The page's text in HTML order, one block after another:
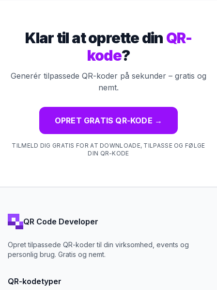
Klar til at oprette din QR-
kode?
Generér tilpassede QR-koder på sekunder – gratis og
nemt.
OPRET GRATIS QR-KODE →
TILMELD DIG GRATIS FOR AT DOWNLOADE, TILPASSE OG FØLGE
DIN QR-KODE
QR Code Developer
Opret tilpassede QR-koder til din virksomhed, events og
personlig brug. Gratis og nemt.
QR-kodetyper